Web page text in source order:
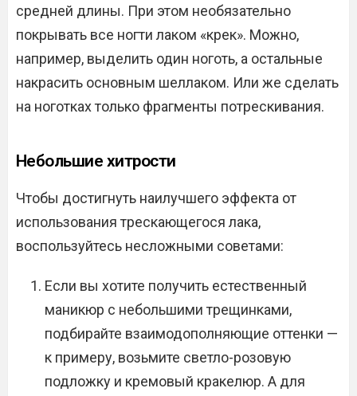
средней длины. При этом необязательно
покрывать все ногти лаком «крек». Можно,
например, выделить один ноготь, а остальные
накрасить основным шеллаком. Или же сделать
на ноготках только фрагменты потрескивания.
Небольшие хитрости
Чтобы достигнуть наилучшего эффекта от
использования трескающегося лака,
воспользуйтесь несложными советами:
Если вы хотите получить естественный
маникюр с небольшими трещинками,
подбирайте взаимодополняющие оттенки —
к примеру, возьмите светло-розовую
подложку и кремовый кракелюр. А для